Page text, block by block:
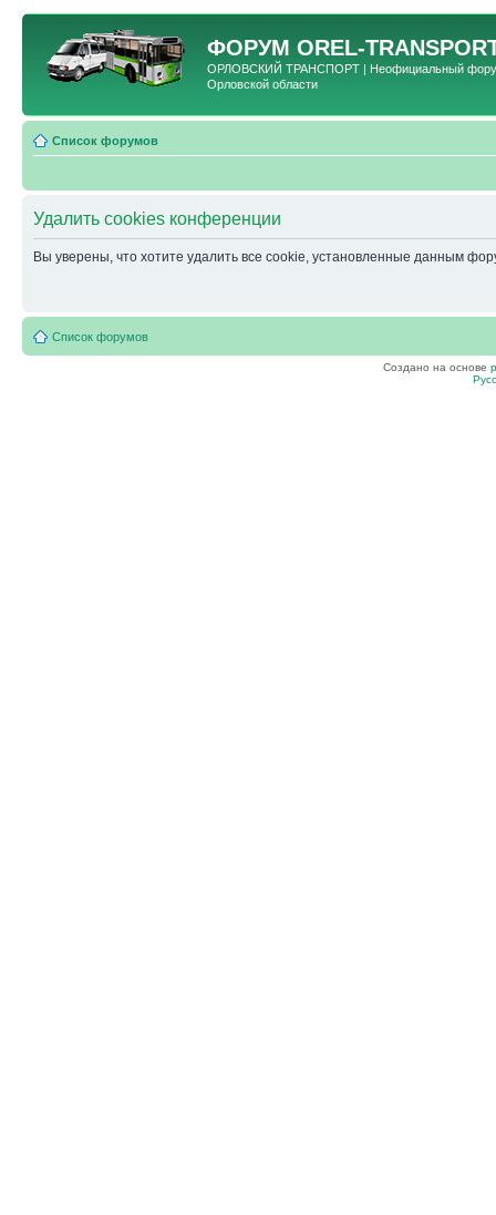
ФОРУМ OREL-
ОРЛОВСКИЙ ТРАНСПОРТ | Неофициальный форум
Орловской области
Список форумов
Удалить cookies конференции
Вы уверены, что хотите удалить все cookie, установленные данным
Список форумов
Создано на основе